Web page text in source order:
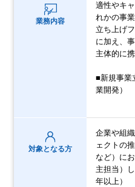
業務内容
適性やキ
れかの事
立ち上げ
に加え、
主体的に
■新規事業
業開発）
対象となる方
企業や組
ェクトの
など）に
主担当）
年以上）